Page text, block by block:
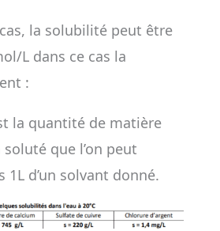
la solubilité peut être
L dans ce cas la
:
la quantité de matière
soluté que l’on peut
1L d’un solvant donné.